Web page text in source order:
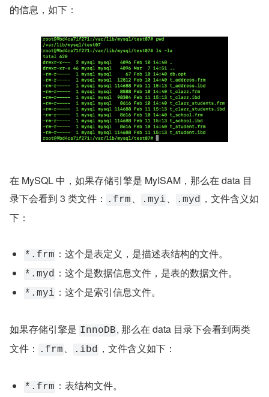
的信息，如下：
在 MySQL 中，如果存储引擎是 MyISAM，那么在 data 目
录下会看到 3 类文件：
.frm 、 .myi 、 .myd ，文件含义如
下：
*.frm ：这个是表定义，是描述表结构的文件。
*.myd ：这个是数据信息文件，是表的数据文件。
*.myi ：这个是索引信息文件。
如果存储引擎是 InnoDB, 那么在 data 目录下会看到两类
文件：
.frm 、 .ibd ，文件含义如下：
*.frm ：表结构文件。